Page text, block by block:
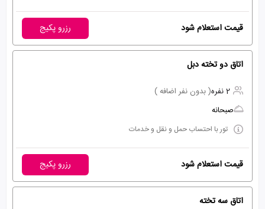
قیمت استعلام شود رزرو پکیج
اتاق دو تخته دبل
2 نفره
( بدون نفر اضافه )
صبحانه
تور با احتساب حمل و نقل و خدمات
قیمت استعلام شود رزرو پکیج
اتاق سه تخته